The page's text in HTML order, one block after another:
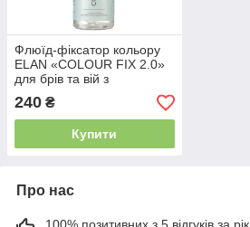
Флюїд-фіксатор кольору
ELAN «COLOUR FIX 2.0»
для брів та вій з
кератином та олією 100
мл
240 ₴
Купити
Про нас